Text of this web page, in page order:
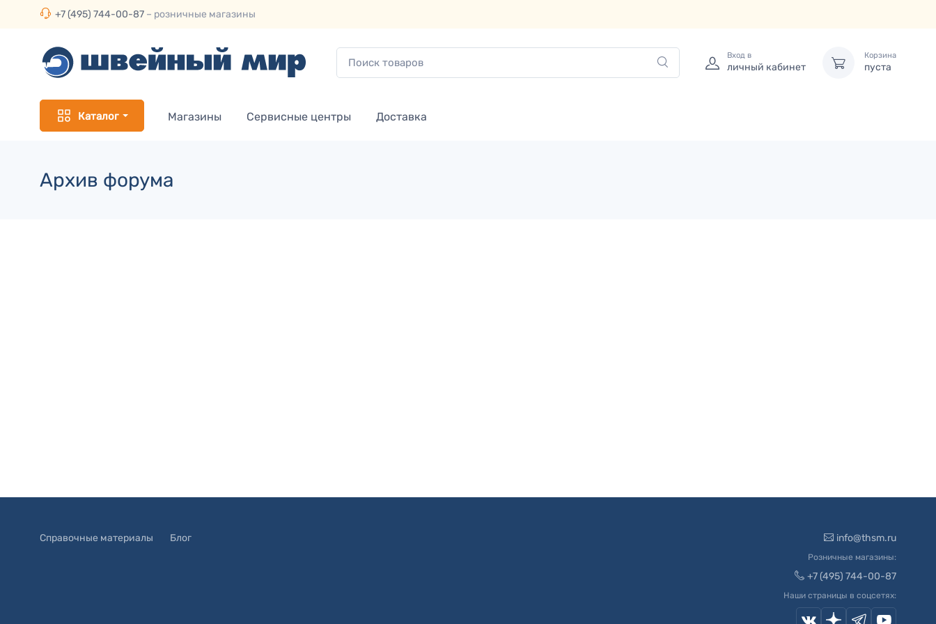
+7 (495) 744-00-87 – розничные магазины
Вход в
личный кабинет
Корзина
пуста
Каталог Магазины Сервисные центры Доставка
Архив форума
Справочные материалы Блог info@thsm.ru
Розничные магазины:
+7 (495) 744-00-87
Наши страницы в соцсетях: